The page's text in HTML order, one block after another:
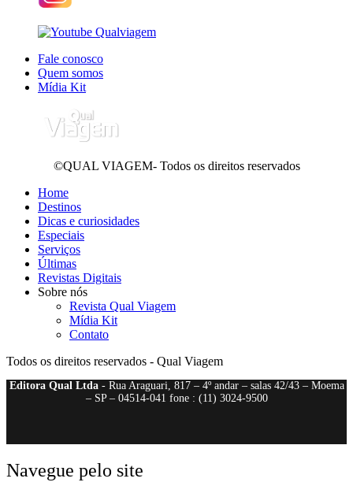
Fale conosco
Quem somos
Mídia Kit
©QUAL VIAGEM- Todos os direitos reservados
Home
Destinos
Dicas e curiosidades
Especiais
Serviços
Últimas
Revistas Digitais
Sobre nós
Revista Qual Viagem
Mídia Kit
Contato
Todos os direitos reservados - Qual Viagem
Editora Qual Ltda- Rua Araguari, 817 – 4º andar – salas 42/43 – Moema
– SP – 04514-041 fone : (11) 3024-9500
Navegue pelo site